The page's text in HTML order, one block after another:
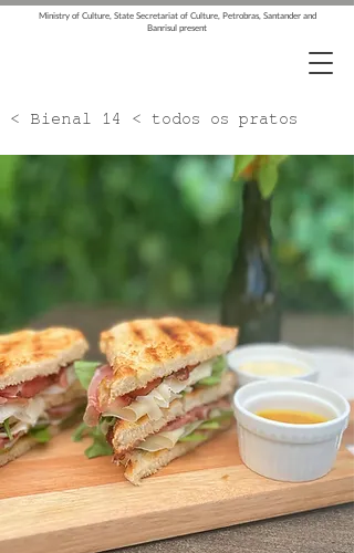
Ministry of Culture, State Secretariat of Culture, Petrobras, Santander and
Banrisul present
< Bienal 14 < todos os pratos